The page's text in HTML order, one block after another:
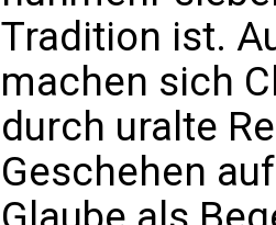
Tradition ist.
machen sich
durch uralte
Geschehen